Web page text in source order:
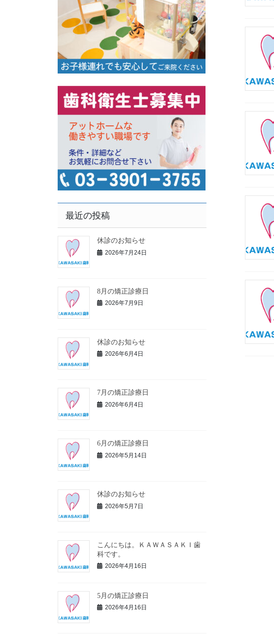
最近の投稿
休診のお知らせ
2026年7月24日
8月の矯正診療日
2026年7月9日
休診のお知らせ
2026年6月4日
7月の矯正診療日
2026年6月4日
6月の矯正診療日
2026年5月14日
休診のお知らせ
2026年5月7日
こんにちは。ＫＡＷＡＳＡＫＩ歯
科です。
2026年4月16日
5月の矯正診療日
2026年4月16日